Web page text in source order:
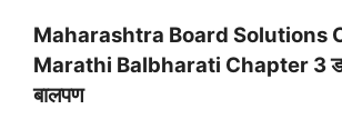
Maharashtra Board Solutions
Marathi Balbharati Chapter 3
बालपण